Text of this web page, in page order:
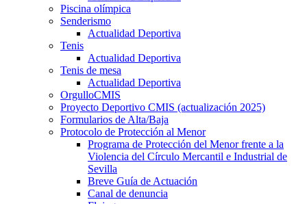
Piscina olímpica
Senderismo
Actualidad Deportiva
Tenis
Actualidad Deportiva
Tenis de mesa
Actualidad Deportiva
OrgulloCMIS
Proyecto Deportivo CMIS (actualización 2025)
Formularios de Alta/Baja
Protocolo de Protección al Menor
Programa de Protección del Menor frente a la
Violencia del Círculo Mercantil e Industrial de
Sevilla
Breve Guía de Actuación
Canal de denuncia